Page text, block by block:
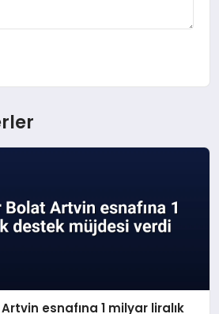
esnafına 1 milyar liralık